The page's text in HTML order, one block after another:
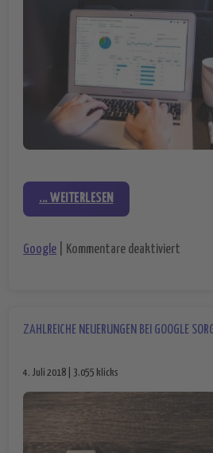
... WEITERLESEN
Google Kommentare deaktiviert
ZAHLREICHE NEUERUNGEN BEI GOOGLE
4. Juli 2018 | 3.055 klicks